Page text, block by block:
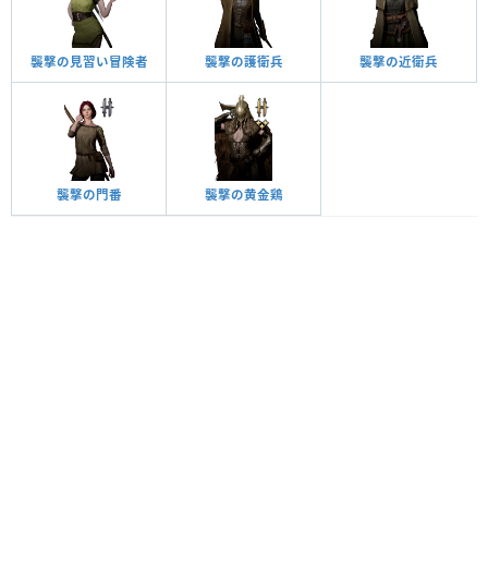
襲撃の見習い冒険者 襲撃の護衛兵 襲撃の近衛兵
襲撃の門番 襲撃の黄金鶏